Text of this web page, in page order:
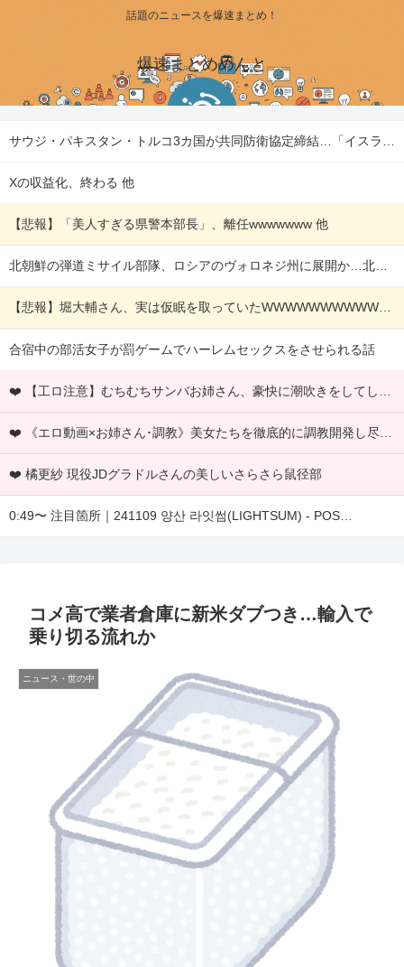
話題のニュースを爆速まとめ！
爆速まとめめんと
サウジ・パキスタン・トルコ3カ国が共同防衛協定締結…「イスラム版NATO」指摘も！ 他
Xの収益化、終わる 他
【悲報】「美人すぎる県警本部長」、離任wwwwwww 他
北朝鮮の弾道ミサイル部隊、ロシアのヴォロネジ州に展開か…北朝鮮は本質的にウクライナと戦争状態に！ 他
【悲報】堀大輔さん、実は仮眠を取っていたWWWWWWWWWWWWWWWWWWWWWWWWWWWWWWWWWWWWWWWWWW 他
合宿中の部活女子が罰ゲームでハーレムセックスをさせられる話
❤️ 【工ロ注意】むちむちサンバお姉さん、豪快に潮吹きをしてしまうｗｗｗｗｗｗｗｗ
❤️ 《エロ動画×お姉さん･調教》美女たちを徹底的に調教開発し尽くし玩具責めでイキ狂わせる豪華七十連発
❤️ 橘更紗 現役JDグラドルさんの美しいさらさら鼠径部
0:49〜 注目箇所｜241109 양산 라잇썸(LIGHTSUM) - POS…
コメ高で業者倉庫に新米ダブつき…輸入で
乗り切る流れか
ニュース・世の中